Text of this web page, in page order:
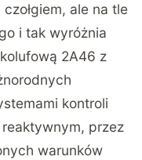
ale na tle
i tak wyróżnia
2A46 z
kontroli
przez
warunków